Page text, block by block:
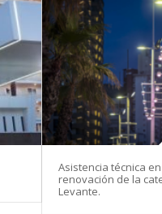
Asistencia técnica
renovación de la
Levante.